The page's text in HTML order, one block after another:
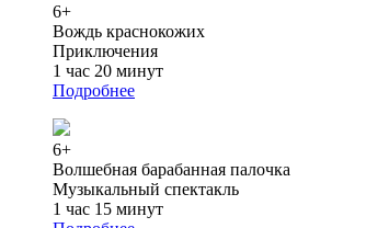
6+
Вождь краснокожих
Приключения
1 час 20 минут
Подробнее
6+
Волшебная барабанная палочка
Музыкальный спектакль
1 час 15 минут